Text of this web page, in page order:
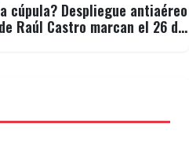
cúpula? Despliegue antiaéreo
Raúl Castro marcan el 26 de